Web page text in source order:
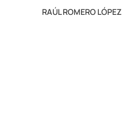
RAÚL ROMERO LÓPEZ